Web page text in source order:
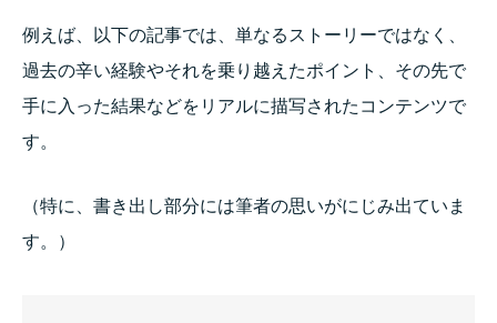
例えば、以下の記事では、単なるストーリーではなく、
過去の辛い経験やそれを乗り越えたポイント、その先で
手に入った結果などをリアルに描写されたコンテンツで
す。
（特に、書き出し部分には筆者の思いがにじみ出ていま
す。）